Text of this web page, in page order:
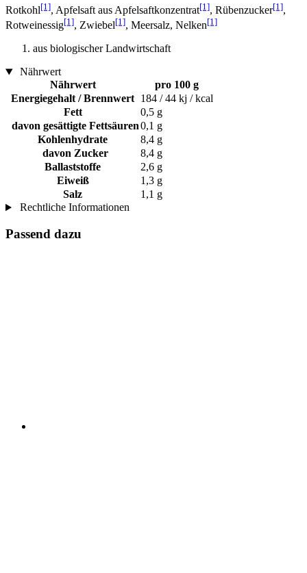
Rotkohl[1], Apfelsaft aus Apfelsaftkonzentrat[1], Rübenzucker[1],
Rotweinessig[1], Zwiebel[1], Meersalz, Nelken[1]
aus biologischer Landwirtschaft
Nährwert
Nährwert
pro 100 g
Energiegehalt / Brennwert 184 / 44 kj / kcal
Fett
0,5 g
davon gesättigte Fettsäuren0,1 g
Kohlenhydrate
8,4 g
davon Zucker
8,4 g
Ballaststoffe
2,6 g
Eiweiß
1,3 g
Salz
1,1 g
Rechtliche Informationen
Passend dazu